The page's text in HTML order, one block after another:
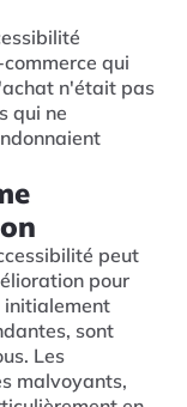
qui
n'était pas
qui ne
peut
pour
initialement
sont
Les
malvoyants,